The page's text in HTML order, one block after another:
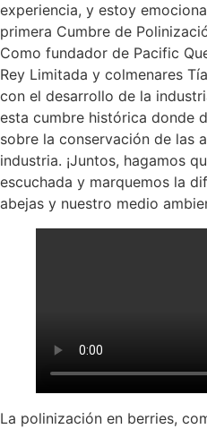
experiencia, y estoy
primera Cumbre de
Como fundador de Pacific
Rey Limitada y colmenares
con el desarrollo de la
esta cumbre histórica donde
sobre la conservación de las
industria. ¡Juntos, hagamos
escuchada y marquemos la
abejas y nuestro medio
La polinización en berries,